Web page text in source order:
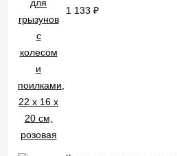
1 133 ₽